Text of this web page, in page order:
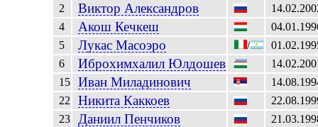
2 Виктор Александров
4
Акош Кечкеш
5
Лукас Масоэро /
6
Иброхимхалил Юлдошев
15
Иван Миладинович
22
Никита Каккоев
23
Даниил Пенчиков